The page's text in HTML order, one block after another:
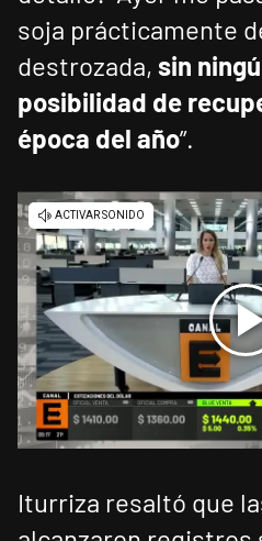
soja prácticamente
destrozada, sin
posibilidad de
época del año”.
Iturriza resaltó que